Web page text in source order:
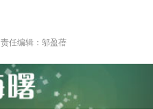
责任编辑：邬盈蓓